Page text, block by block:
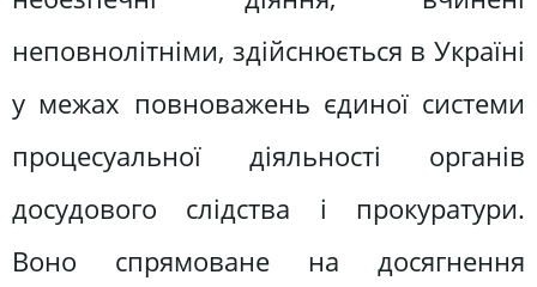
неповнолітніми, здійснюється в Україні
у межах повноважень єдиної системи
процесуальної діяльності органів
досудового слідства і прокуратури.
Воно спрямоване на досягнення